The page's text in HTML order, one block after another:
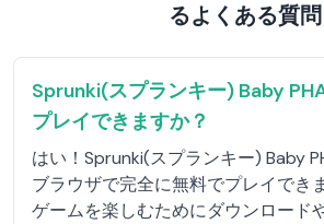
るよくある質問
Sprunki(スプランキー) Baby
プレイできますか？
はい！Sprunki(スプランキー) Baby
ブラウザで完全に無料でプレイでき
ゲームを楽しむためにダウンロード